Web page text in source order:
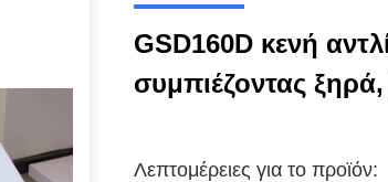
GSD160D κενή
συμπιέζοντας
Λεπτομέρειες για το προϊόν: